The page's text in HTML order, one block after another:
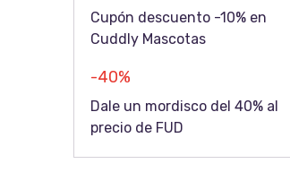
Cupón descuento -10% en
Cuddly Mascotas
-40%
Dale un mordisco del 40% al
precio de FUD